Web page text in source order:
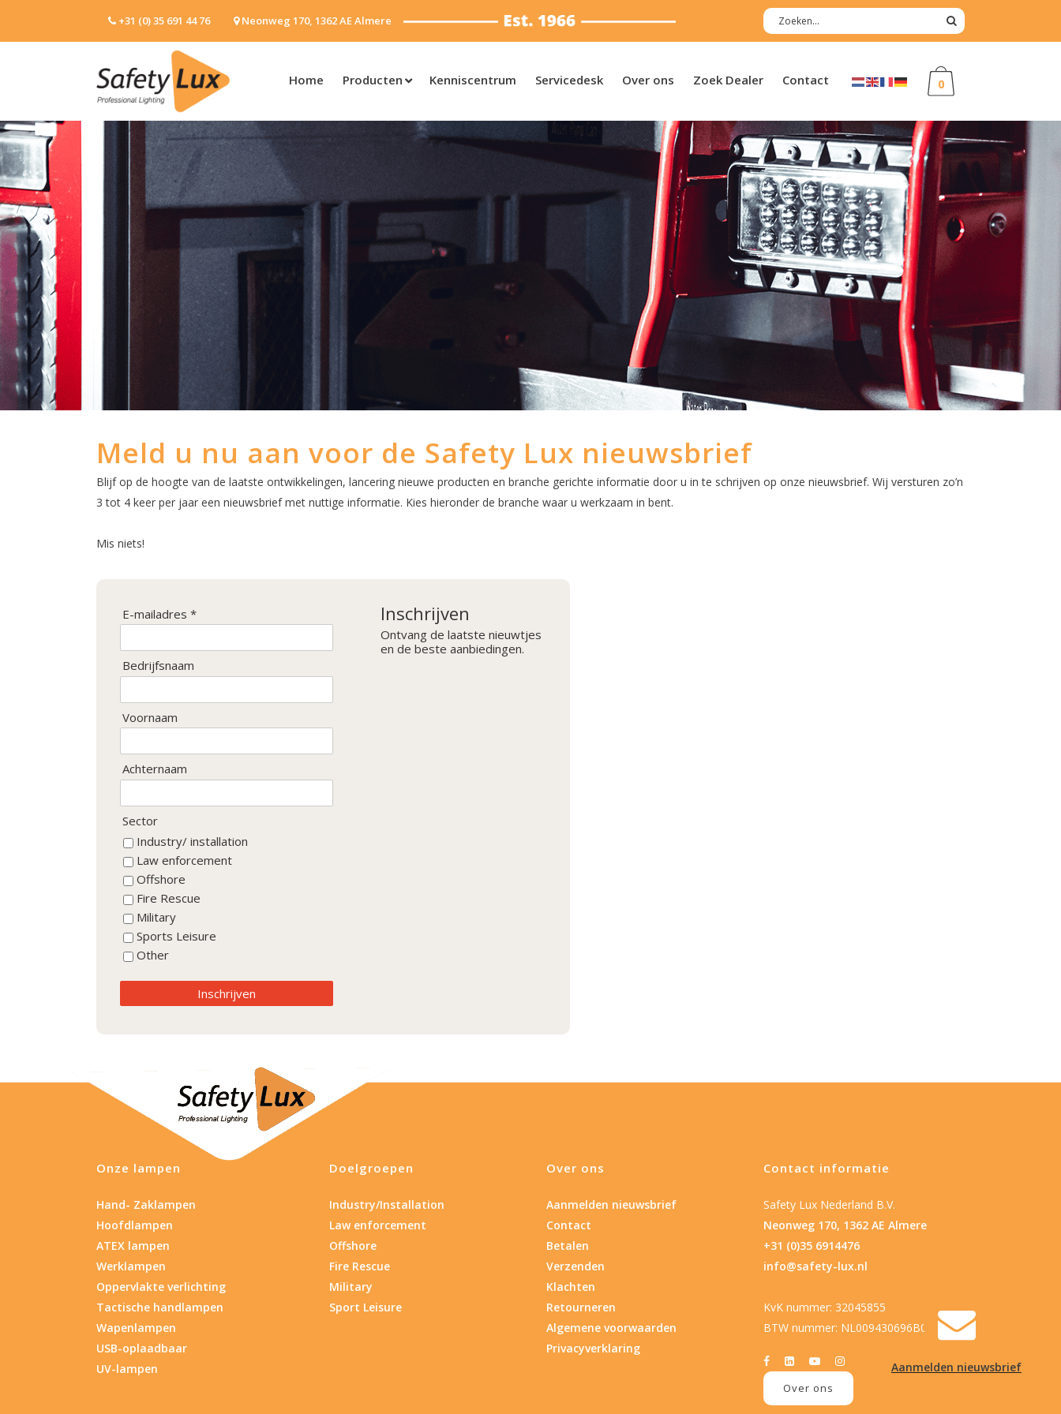
+31 (0) 35 691 44 76 Neonweg 170, 1362 AE Almere
0
Home Producten Kenniscentrum Servicedesk Over ons Zoek Dealer Contact
Aanmelden nieuwsbrief
Meld u nu aan voor de Safety Lux nieuwsbrief
Blijf op de hoogte van de laatste ontwikkelingen, lancering nieuwe producten en branche gerichte informatie door u in te schrijven op onze nieuwsbrief. Wij versturen zo’n
3 tot 4 keer per jaar een nieuwsbrief met nuttige informatie. Kies hieronder de branche waar u werkzaam in bent.
Mis niets!
E-mailadres *
Bedrijfsnaam
Voornaam
Achternaam
Sector
Industry/ installation
Law enforcement
Offshore
Fire Rescue
Military
Sports Leisure
Other
Inschrijven
Inschrijven
Ontvang de laatste nieuwtjes
en de beste aanbiedingen.
Onze lampen
Hand- Zaklampen
Hoofdlampen
ATEX lampen
Werklampen
Oppervlakte verlichting
Tactische handlampen
Wapenlampen
USB-oplaadbaar
UV-lampen
Doelgroepen
Industry/Installation
Law enforcement
Offshore
Fire Rescue
Military
Sport Leisure
Over ons
Aanmelden nieuwsbrief
Contact
Betalen
Verzenden
Klachten
Retourneren
Algemene voorwaarden
Privacyverklaring
Contact informatie
Safety Lux Nederland B.V.
Neonweg 170, 1362 AE Almere
+31 (0)35 6914476
info@safety-lux.nl
KvK nummer: 32045855
BTW nummer: NL009430696B01
Over ons